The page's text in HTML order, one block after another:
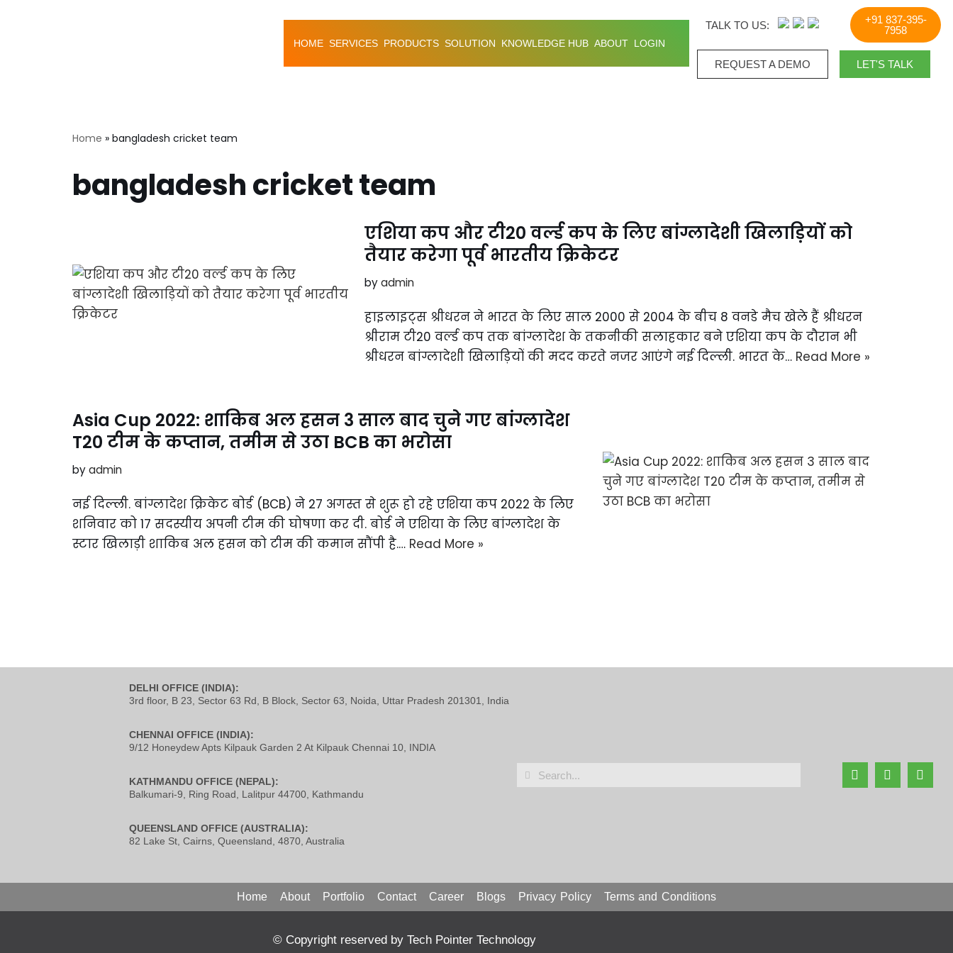
HOME SERVICES PRODUCTS SOLUTION KNOWLEDGE HUB ABOUT LOGIN
TALK TO US:
+91 837-395-
7958
REQUEST A DEMO​ LET'S TALK
Home » bangladesh cricket team
bangladesh cricket team
एशिया कप और टी20 वर्ल्ड कप के लिए बांग्लादेशी खिलाड़ियों को
तैयार करेगा पूर्व भारतीय क्रिकेटर
byadmin
हाइलाइट्स श्रीधरन ने भारत के लिए साल 2000 से 2004 के बीच 8 वनडे मैच खेले हैं श्रीधरन
श्रीराम टी20 वर्ल्ड कप तक बांग्लादेश के तकनीकी सलाहकार बने एशिया कप के दौरान भी
श्रीधरन बांग्लादेशी खिलाड़ियों की मदद करते नजर आएंगे नई दिल्ली. भारत के… Read More »
Asia Cup 2022: शाकिब अल हसन 3 साल बाद चुने गए बांग्लादेश
T20 टीम के कप्तान, तमीम से उठा BCB का भरोसा
byadmin
नई दिल्ली. बांग्लादेश क्रिकेट बोर्ड (BCB) ने 27 अगस्त से शुरू हो रहे एशिया कप 2022 के लिए
शनिवार को 17 सदस्यीय अपनी टीम की घोषणा कर दी. बोर्ड ने एशिया के लिए बांग्लादेश के
स्टार खिलाड़ी शाकिब अल हसन को टीम की कमान सौंपी है.… Read More »
DELHI OFFICE (INDIA):
3rd floor, B 23, Sector 63 Rd, B Block, Sector 63, Noida, Uttar Pradesh 201301, India
CHENNAI OFFICE (INDIA):
9/12 Honeydew Apts Kilpauk Garden 2 At Kilpauk Chennai 10, INDIA
KATHMANDU OFFICE (NEPAL):
Balkumari-9, Ring Road, Lalitpur 44700, Kathmandu
QUEENSLAND OFFICE (AUSTRALIA):
82 Lake St, Cairns, Queensland, 4870, Australia
Home About Portfolio Contact Career Blogs Privacy Policy Terms and Conditions
© Copyright reserved by Tech Pointer Technology